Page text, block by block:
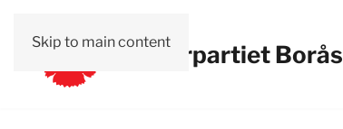
Skip to main contentVänsterpartiet Borås